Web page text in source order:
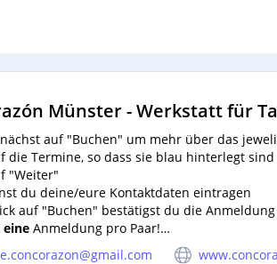
Münster - Werkstatt für
auf "Buchen" um mehr über das
die Termine, so dass sie blau hinterlegt sind
"Weiter"
du deine/eure Kontaktdaten eintragen
auf "Buchen" bestätigst du die Anmeldung
eine Anmeldung pro Paar!
die Kursgebühr
unter Angabe der